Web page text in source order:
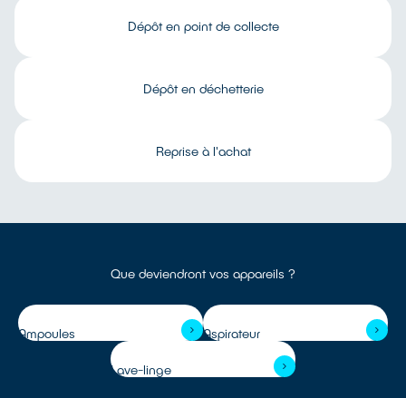
Dépôt en point de collecte
Dépôt en déchetterie
Reprise à l'achat
Que deviendront vos appareils ?
Ampoules Aspirateur
Lave-linge